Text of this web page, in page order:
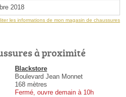
2018
les informations de mon magasin de chaussures
à proximité
Blackstore
Boulevard Jean Monnet
168 mètres
Fermé, ouvre demain à 10h